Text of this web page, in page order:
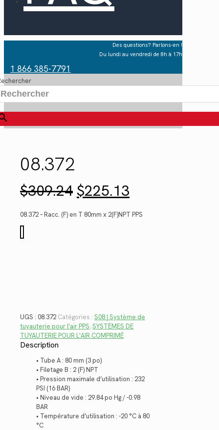
Des questions? Parlons-en !
Du lundi au vendredi de 8h à 17h
1 866 385-7791
08.372
$309.24 Le
prix
initial
était :
$225.13prix
actuel
est :
08.372 – Racc. (F) en T 80mm x 2(F)NPT PPS
de
UGS : 08.372 Catégories : S08 | Système de
tuyauterie pour l'air PPS,SYSTÈMES DE
TUYAUTERIE POUR L'AIR COMPRIMÉ
Description
• Tube A : 80 mm (3 po)
• Filetage B : 2 (F) NPT
• Pression maximale d’utilisation : 232
PSI (16 BAR)
• Niveau de vide : 29.84 po Hg / -0.98
BAR
• Température d’utilisation : -20 °C à 80
°C